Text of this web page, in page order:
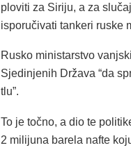
ploviti za Siriju, a za
isporučivati tankeri ruske
Rusko ministarstvo
Sjedinjenih Država “da
tlu”.
To je točno, a dio te
2 milijuna barela nafte